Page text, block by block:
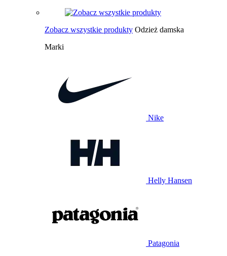
Zobacz wszystkie produkty Odzież damska
Marki
Nike
Helly Hansen
Patagonia